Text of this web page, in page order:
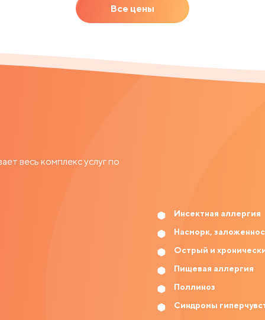
Все цены
весь комплекс услуг по
Инсектная аллергия
Насморк,
Острый и
Пищевая аллергия
Поллиноз
Синдромы